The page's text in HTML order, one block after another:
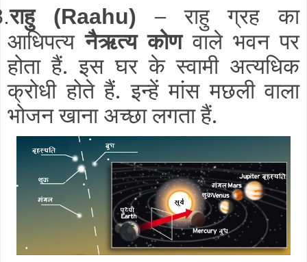
राहु (Raahu)–राहु ग्रह का
आधिपत्यनैऋत्य कोणवाले भवन पर
होता हैं. इस घर के स्वामी अत्यधिक
क्रोधी होते हैं. इन्हें मांस मछली वाला
भोजन खाना अच्छा लगता हैं.